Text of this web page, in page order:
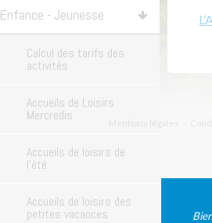
Enfance - Jeunesse
Calcul des tarifs des
activités
Accueils de Loisirs
Mercredis
Accueils de loisirs de
l'été
Accueils de loisirs des
petites vacances
Mentions légales